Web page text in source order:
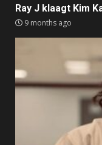
Ray J klaagt Kim
9 months ago